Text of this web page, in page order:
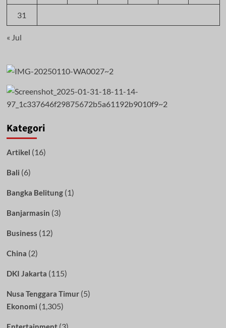
31
« Jul
Kategori
Artikel (16)
Bali (6)
Bangka Belitung(1)
Banjarmasin (3)
Business (12)
China (2)
DKI Jakarta (115)
Nusa Tenggara Timur(5)
Ekonomi (1,305)